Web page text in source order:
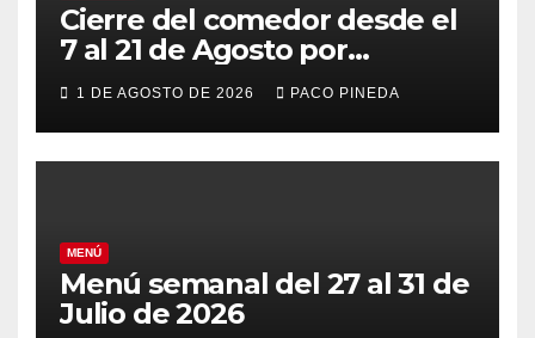
Cierre del comedor desde el
7 al 21 de Agosto por
vacaciones
1 DE AGOSTO DE 2026 PACO PINEDA
MENÚ
Menú semanal del 27 al 31 de
Julio de 2026